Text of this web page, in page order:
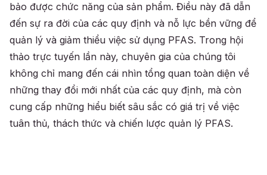
bảo được chức năng của sản phẩm. Điều này đã dẫn
đến sự ra đời của các quy định và nỗ lực bền vững để
quản lý và giảm thiểu việc sử dụng PFAS. Trong hội
thảo trực tuyến lần này, chuyên gia của chúng tôi
không chỉ mang đến cái nhìn tổng quan toàn diện về
những thay đổi mới nhất của các quy định, mà còn
cung cấp những hiểu biết sâu sắc có giá trị về việc
tuân thủ, thách thức và chiến lược quản lý PFAS.